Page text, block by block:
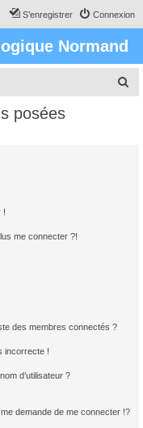
Connexion
S’enregistrer
Normand
posées
!
me connecter ?!
des membres connectés ?
incorrecte !
d’utilisateur ?
demande de me connecter !?